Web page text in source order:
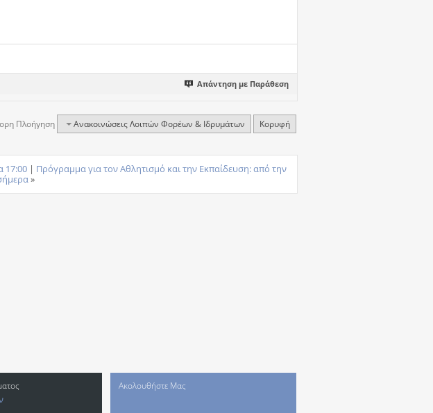
Απάντηση με Παράθεση
Πλοήγηση Ανακοινώσεις Λοιπών Φορέων & Ιδρυμάτων Κορυφή
17:00| Πρόγραμμα για τον Αθλητισμό και την Εκπαίδευση: από την
»
Ακολουθήστε Μας